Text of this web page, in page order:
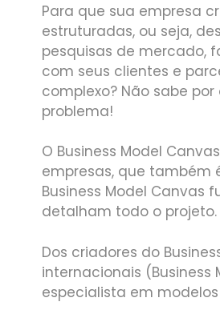
Para que sua empresa
estruturadas, ou seja,
pesquisas de mercado,
com seus clientes e
complexo? Não sabe
problema!
O Business Model
empresas, que também
Business Model Canvas
detalham todo o projeto.
Dos criadores do
internacionais (Business
especialista em